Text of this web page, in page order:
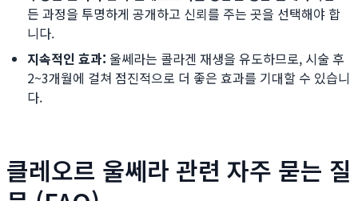
든 과정을 투명하게 공개하고 신뢰를 주는 곳을 선택해야 합
니다.
지속적인 효과: 울쎄라는 콜라겐 재생을 유도하므로, 시술 후
2~3개월에 걸쳐 점진적으로 더 좋은 효과를 기대할 수 있습니
다.
클레오르 울쎄라 관련 자주 묻는 질